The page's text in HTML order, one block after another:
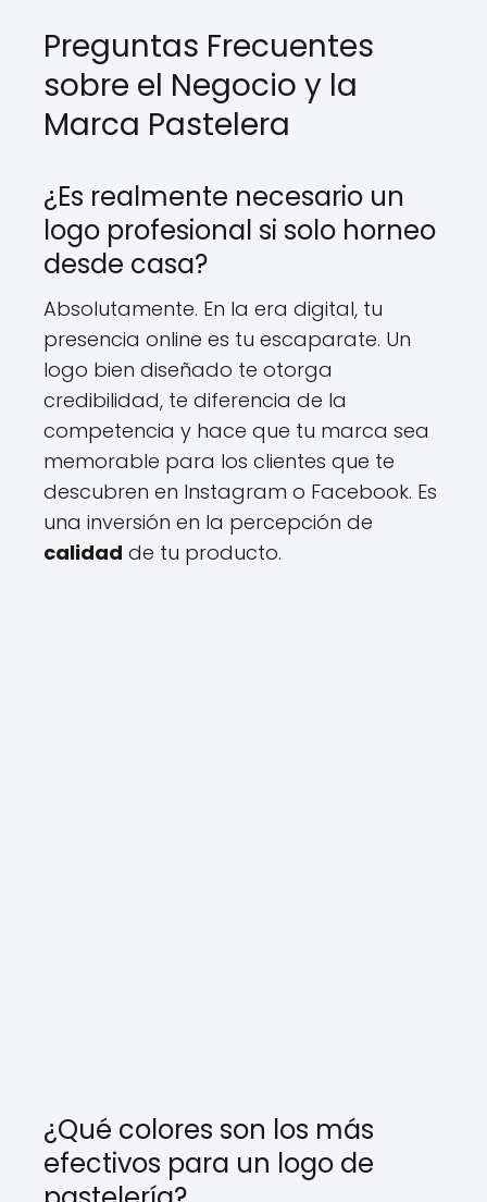
Preguntas Frecuentes
sobre el Negocio y la
Marca Pastelera
¿Es realmente necesario un
logo profesional si solo horneo
desde casa?
Absolutamente. En la era digital, tu
presencia online es tu escaparate. Un
logo bien diseñado te otorga
credibilidad, te diferencia de la
competencia y hace que tu marca sea
memorable para los clientes que te
descubren en Instagram o Facebook. Es
una inversión en la percepción de
calidad de tu producto.
¿Qué colores son los más
efectivos para un logo de